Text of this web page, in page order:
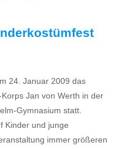
24. Januar 2009 das
Jan von Werth in der
Gymnasium statt.
Kinder und junge
immer größeren